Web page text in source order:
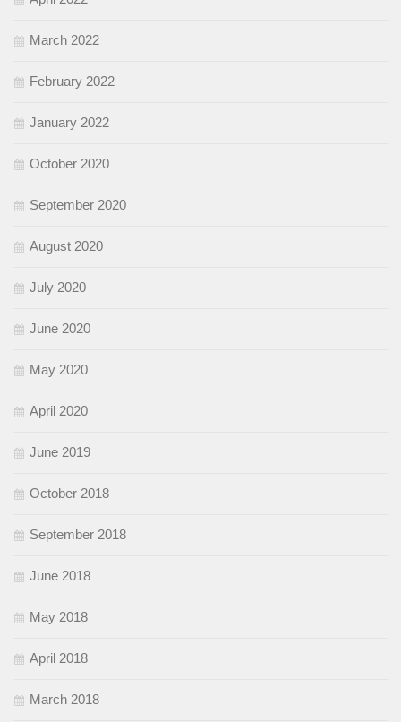
March 2022
February 2022
January 2022
October 2020
September 2020
August 2020
July 2020
June 2020
May 2020
April 2020
June 2019
October 2018
September 2018
June 2018
May 2018
April 2018
March 2018